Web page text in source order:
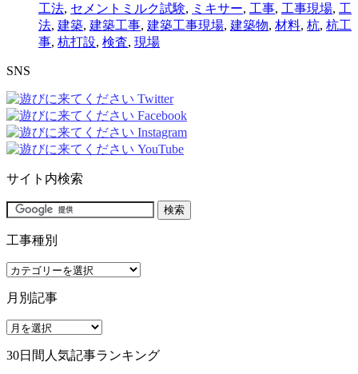
工法, セメントミルク試験, ミキサー, 工事, 工事現場, 工
法, 建築, 建築工事, 建築工事現場, 建築物, 材料, 杭, 杭工
事, 杭打設, 検査, 現場
SNS
サイト内検索
工事種別
工
種
別
月別記事
月
記
30日間人気記事ランキング